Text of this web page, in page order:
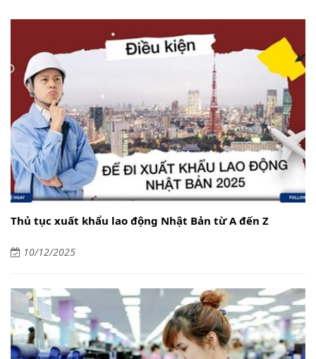
Thủ tục xuất khẩu lao động Nhật Bản từ A đến Z
10/12/2025